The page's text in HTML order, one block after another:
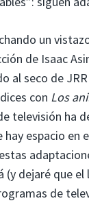
un
de Isaac
al seco de
con Los
televisión ha
espacio en
(y dejaré que
de